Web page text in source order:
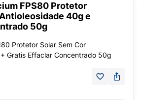
FPS80 Protetor
40g e
50g
Protetor Solar Sem Cor
Gratis Effaclar Concentrado 50g